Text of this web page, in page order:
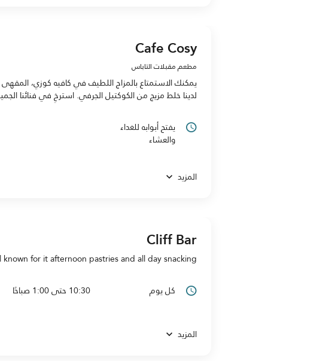
Cafe Cosy
مطعم مقبلات التاباس
يمكنك الاستمتاع بالمزاج اللطيف في كافيه كوزي، المقهى
لدينا خلط مزيج من الكوكتيل الحِرفي. استرخِ في
يفتح أبوابه للغداء
والعشاء
المزيد
Cliff Bar
for it afternoon pastries and all day snacking
كل يوم 10:30 حتى 1:00 صباحًا
المزيد